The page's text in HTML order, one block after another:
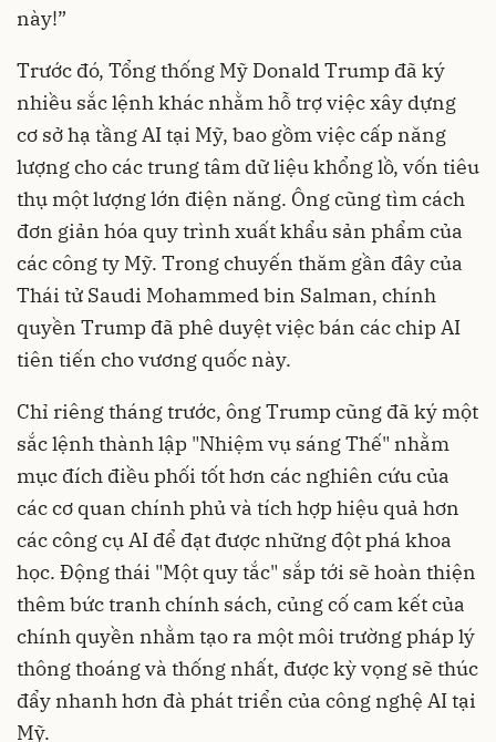
này!”
Trước đó, Tổng thống Mỹ Donald Trump đã ký
nhiều sắc lệnh khác nhằm hỗ trợ việc xây dựng
cơ sở hạ tầng AI tại Mỹ, bao gồm việc cấp năng
lượng cho các trung tâm dữ liệu khổng lồ, vốn tiêu
thụ một lượng lớn điện năng. Ông cũng tìm cách
đơn giản hóa quy trình xuất khẩu sản phẩm của
các công ty Mỹ. Trong chuyến thăm gần đây của
Thái tử Saudi Mohammed bin Salman, chính
quyền Trump đã phê duyệt việc bán các chip AI
tiên tiến cho vương quốc này.
Chỉ riêng tháng trước, ông Trump cũng đã ký một
sắc lệnh thành lập "Nhiệm vụ sáng Thế" nhằm
mục đích điều phối tốt hơn các nghiên cứu của
các cơ quan chính phủ và tích hợp hiệu quả hơn
các công cụ AI để đạt được những đột phá khoa
học. Động thái "Một quy tắc" sắp tới sẽ hoàn thiện
thêm bức tranh chính sách, củng cố cam kết của
chính quyền nhằm tạo ra một môi trường pháp lý
thông thoáng và thống nhất, được kỳ vọng sẽ thúc
đẩy nhanh hơn đà phát triển của công nghệ AI tại
Mỹ.